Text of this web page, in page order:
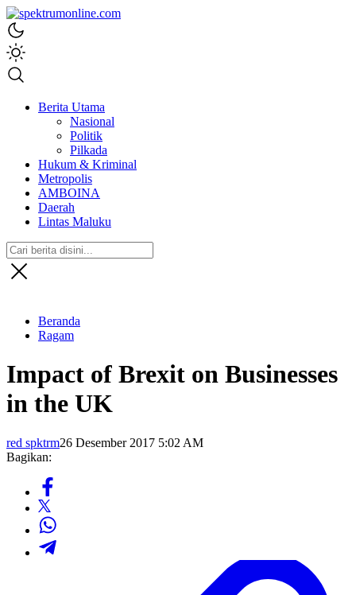
spektrumonline.com
Berita Utama
Nasional
Politik
Pilkada
Hukum & Kriminal
Metropolis
AMBOINA
Daerah
Lintas Maluku
Beranda
Ragam
Impact of Brexit on Businesses
in the UK
red spktrm26 Desember 2017 5:02 AM
Bagikan: